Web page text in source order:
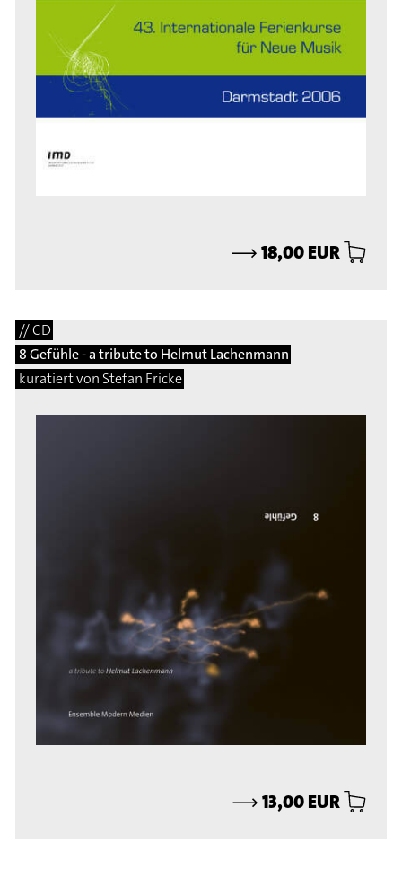
⟶18,00 EUR
// CD
8 Gefühle - a tribute to Helmut Lachenmann
kuratiert von Stefan Fricke
⟶13,00 EUR